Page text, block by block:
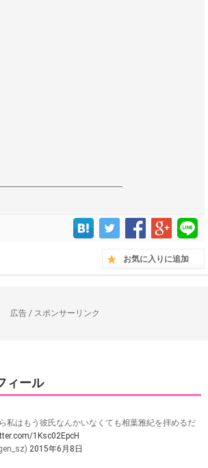
お気に入りに追加
広告 / スポンサーリンク
ィール
私はもう彼氏なんかいなくても相葉雅紀を拝めるだ
1Ksc02EpcH
2015年6月8日